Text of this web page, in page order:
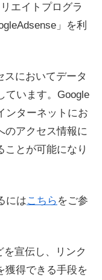
エイトプログラ
」を利
スにおいてデータ
ています。Google
ンターネットにお
のアクセス情報に
ことが可能になり
にはこちら をご参
を宣伝し、リンク
獲得できる手段を